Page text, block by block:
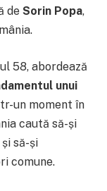
de Sorin Popa,
58, abordează
unui
un moment în
caută să-și
să-și
comune.